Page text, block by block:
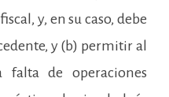
y, en su caso, debe
y (b) permitir al
falta de operaciones